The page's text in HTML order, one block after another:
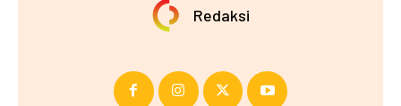
Redaksi